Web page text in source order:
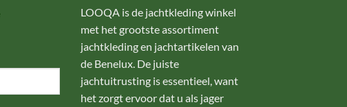
LOOQA is de jachtkleding winkel
met het grootste assortiment
jachtkleding en jachtartikelen van
de Benelux. De juiste
jachtuitrusting is essentieel, want
het zorgt ervoor dat u als jager